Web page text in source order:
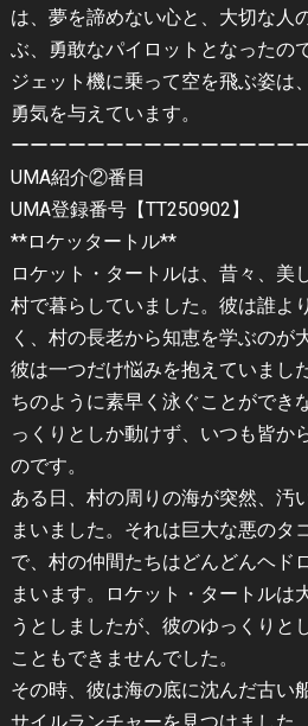
は、夢を諦めない心と、大切な人
ぶ、勇敢なパイロットとなったの
ジェット機に乗って空を飛ぶ姿は
勇気を与えています。
ーーーーーーーーーーーーーーー
UMA紹介②番目
UMA登録番号【TT250902】
**ロケッタートル**
ロケット・タートルは、昔々、美
村で暮らしていました。彼は誰よ
く、村の長老から知恵を学ぶのが
彼は一つだけ悩みを抱えていまし
ちのように素早く泳ぐことができ
っくりとしか動けず、いつも皆か
のです。
ある日、村の周りの海が突然、汚
まいました。それは巨大な悪のタ
で、村の仲間たちはどんどんヘド
まいます。ロケット・タートルは
うとしましたが、彼のゆっくりと
こともできませんでした。
その時、彼は海の底に沈んだ古い